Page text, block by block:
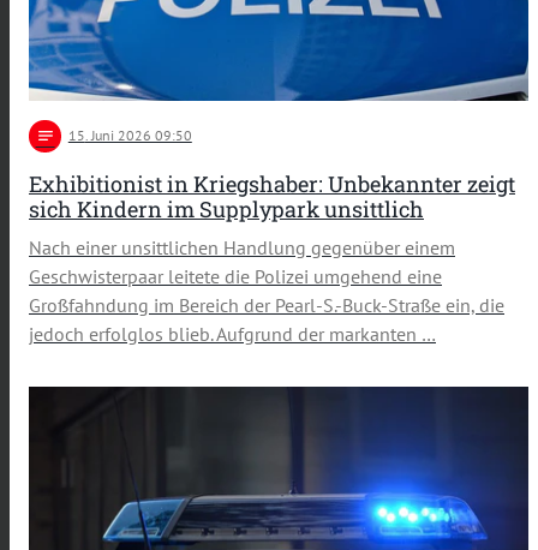
notes 15. Juni 2026 09:50
Exhibitionist in Kriegshaber: Unbekannter zeigt
sich Kindern im Supplypark unsittlich
Nach einer unsittlichen Handlung gegenüber einem
Geschwisterpaar leitete die Polizei umgehend eine
Großfahndung im Bereich der Pearl-S.-Buck-Straße ein, die
jedoch erfolglos blieb. Aufgrund der markanten …